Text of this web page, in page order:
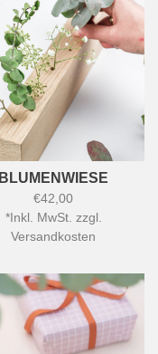
BLUMENWIESE
€42,00
*Inkl. MwSt. zzgl.
Versandkosten